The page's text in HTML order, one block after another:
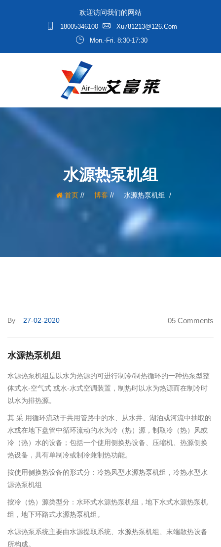
欢迎访问我们的网站
18005346100
Xu781213@126.com
Mon.-Fri. 8:30-17:30
水源热泵机组
首页/ 博客 / 水源热泵机组
By 27-02-2020 05 Comments
水源热泵机组
水源热泵机组是以水为热源的可进行制冷/制热循环的一种热泵型整
体式水-空气式 或水-水式空调装置，制热时以水为热源而在制冷时
以水为排热源。
其 采 用循环流动于共用管路中的水、从水井、湖泊或河流中抽取的
水或在地下盘管中循环流动的水为冷（热）源，制取冷（热）风或
冷（热）水的设备；包括一个使用侧换热设备、压缩机、热源侧换
热设备，具有单制冷或制冷兼制热功能。
按使用侧换热设备的形式分：冷热风型水源热泵机组，冷热水型水
源热泵机组
按冷（热）源类型分：水环式水源热泵机组，地下水式水源热泵机
组，地下环路式水源热泵机组。
水源热泵系统主要由水源提取系统、水源热泵机组、末端散热设备
所构成。